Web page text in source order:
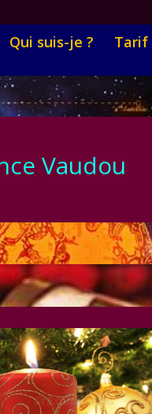
Qui suis-je ? Tarif
Vaudou